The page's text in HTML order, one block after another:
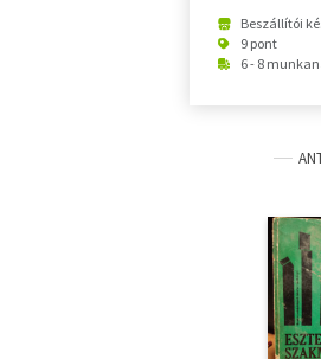
Beszállítói
9 pont
6 - 8